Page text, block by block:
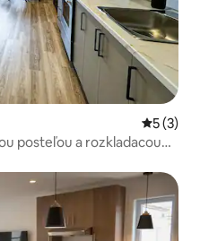
5 (3)
posteľou a rozkladacou